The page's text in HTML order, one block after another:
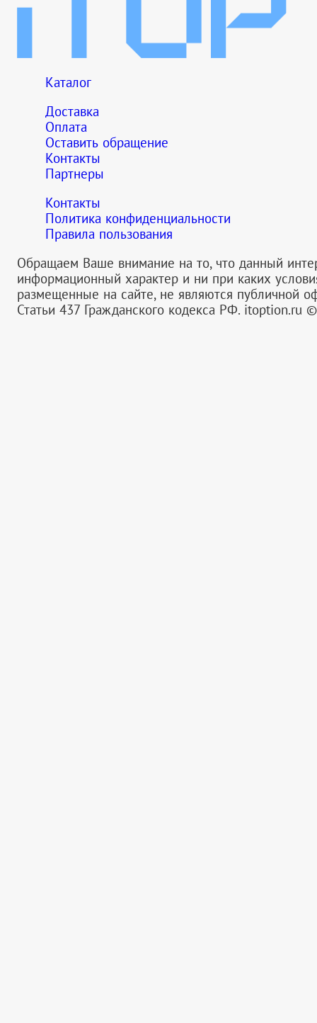
Каталог
Доставка
Оплата
Оставить обращение
Контакты
Партнеры
Контакты
Политика конфиденциальности
Правила пользования
Обращаем Ваше внимание на то, что данный
информационный характер и ни при каких
размещенные на сайте, не являются публичной
Статьи 437 Гражданского кодекса РФ. itoption.ru